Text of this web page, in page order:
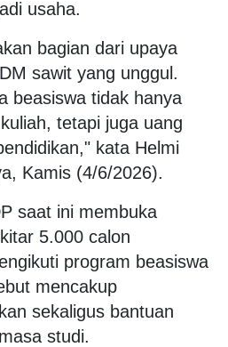
usaha.
bagian dari upaya
sawit yang unggul.
beasiswa tidak hanya
tetapi juga uang
kata Helmi
Kamis (4/6/2026).
saat ini membuka
5.000 calon
program beasiswa
mencakup
sekaligus bantuan
studi.